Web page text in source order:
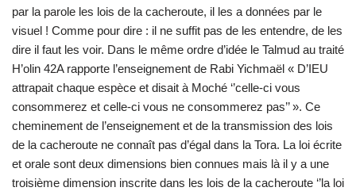
par la parole les lois de la cacheroute, il les a données par le
visuel ! Comme pour dire : il ne suffit pas de les entendre, de les
dire il faut les voir. Dans le même ordre d’idée le Talmud au traité
H’olin 42A rapporte l’enseignement de Rabi Yichmaël « D’IEU
attrapait chaque espèce et disait à Moché ‘’celle-ci vous
consommerez et celle-ci vous ne consommerez pas’’ ». Ce
cheminement de l’enseignement et de la transmission des lois
de la cacheroute ne connaît pas d’égal dans la Tora. La loi écrite
et orale sont deux dimensions bien connues mais là il y a une
troisième dimension inscrite dans les lois de la cacheroute ‘’la loi